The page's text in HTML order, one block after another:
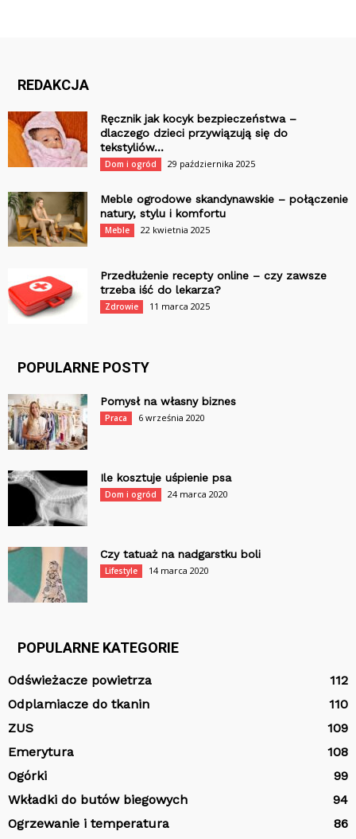
REDAKCJA
Ręcznik jak kocyk bezpieczeństwa –
dlaczego dzieci przywiązują się do
tekstyliów...
Dom i ogród 29 października 2025
Meble ogrodowe skandynawskie – połączenie
natury, stylu i komfortu
Meble 22 kwietnia 2025
Przedłużenie recepty online – czy zawsze
trzeba iść do lekarza?
Zdrowie 11 marca 2025
POPULARNE POSTY
Pomysł na własny biznes
Praca 6 września 2020
Ile kosztuje uśpienie psa
Dom i ogród 24 marca 2020
Czy tatuaż na nadgarstku boli
Lifestyle 14 marca 2020
POPULARNE KATEGORIE
Odświeżacze powietrza
112
Odplamiacze do tkanin
110
ZUS
109
Emerytura
108
Ogórki
99
Wkładki do butów biegowych
94
Ogrzewanie i temperatura
86